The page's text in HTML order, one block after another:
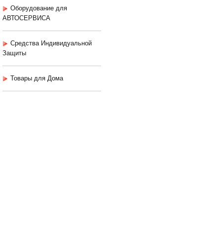
Оборудование для
АВТОСЕРВИСА
Средства Индивидуальной
Защиты
Товары для Дома